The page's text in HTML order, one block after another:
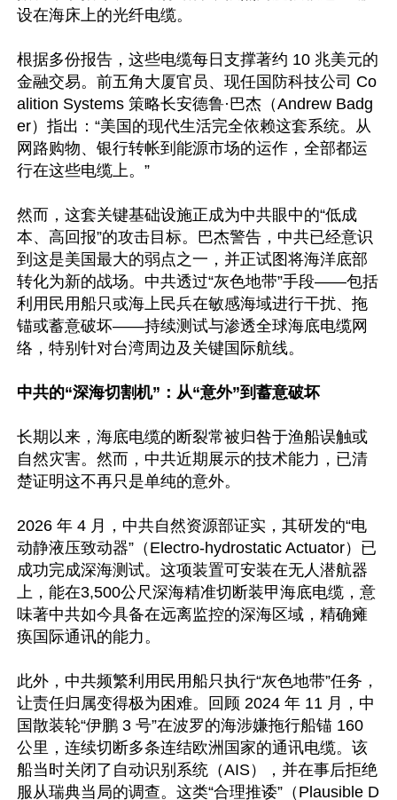
设在海床上的光纤电缆。
根据多份报告，这些电缆每日支撑著约 10 兆美元的
金融交易。前五角大厦官员、现任国防科技公司 Co
alition Systems 策略长安德鲁·巴杰（Andrew Badg
er）指出：“美国的现代生活完全依赖这套系统。从
网路购物、银行转帐到能源市场的运作，全部都运
行在这些电缆上。”
然而，这套关键基础设施正成为中共眼中的“低成
本、高回报”的攻击目标。巴杰警告，中共已经意识
到这是美国最大的弱点之一，并正试图将海洋底部
转化为新的战场。中共透过“灰色地带”手段——包括
利用民用船只或海上民兵在敏感海域进行干扰、拖
锚或蓄意破坏——持续测试与渗透全球海底电缆网
络，特别针对台湾周边及关键国际航线。
中共的“深海切割机”：从“意外”到蓄意破坏
长期以来，海底电缆的断裂常被归咎于渔船误触或
自然灾害。然而，中共近期展示的技术能力，已清
楚证明这不再只是单纯的意外。
2026 年 4 月，中共自然资源部证实，其研发的“电
动静液压致动器”（Electro-hydrostatic Actuator）已
成功完成深海测试。这项装置可安装在无人潜航器
上，能在3,500公尺深海精准切断装甲海底电缆，意
味著中共如今具备在远离监控的深海区域，精确瘫
痪国际通讯的能力。
此外，中共频繁利用民用船只执行“灰色地带”任务，
让责任归属变得极为困难。回顾 2024 年 11 月，中
国散装轮“伊鹏 3 号”在波罗的海涉嫌拖行船锚 160
公里，连续切断多条连结欧洲国家的通讯电缆。该
船当时关闭了自动识别系统（AIS），并在事后拒绝
服从瑞典当局的调查。这类“合理推诿”（Plausible D